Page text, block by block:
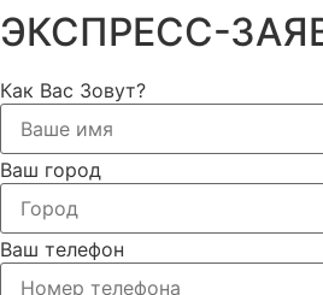
ЭКСПРЕСС-
Как Вас Зовут?
Ваш город
Ваш телефон